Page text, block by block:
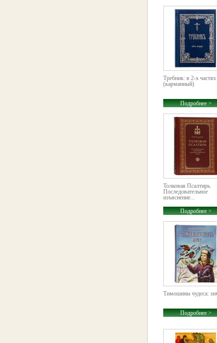
Требник: в 2-х частях
(карманный)
Подробнее >
Толковая Псалтирь.
Последовательное
изъяснение...
Подробнее >
Тимошины чудеса:
Подробнее >